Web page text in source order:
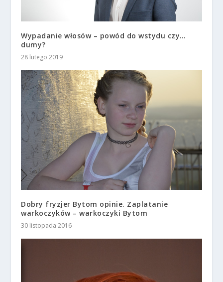
Wypadanie włosów – powód do wstydu czy…
dumy?
28 lutego 2019
Dobry fryzjer Bytom opinie. Zaplatanie
warkoczyków – warkoczyki Bytom
30 listopada 2016